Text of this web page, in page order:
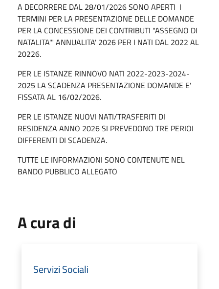
A DECORRERE DAL 28/01/2026 SONO APERTI I
TERMINI PER LA PRESENTAZIONE DELLE DOMANDE
PER LA CONCESSIONE DEI CONTRIBUTI "ASSEGNO DI
NATALITA'" ANNUALITA' 2026 PER I NATI DAL 2022 AL
20226.
PER LE ISTANZE RINNOVO NATI 2022-2023-2024-
2025 LA SCADENZA PRESENTAZIONE DOMANDE E'
FISSATA AL 16/02/2026.
PER LE ISTANZE NUOVI NATI/TRASFERITI DI
RESIDENZA ANNO 2026 SI PREVEDONO TRE PERIOI
DIFFERENTI DI SCADENZA.
TUTTE LE INFORMAZIONI SONO CONTENUTE NEL
BANDO PUBBLICO ALLEGATO
A cura di
Servizi Sociali